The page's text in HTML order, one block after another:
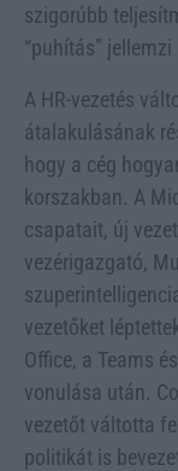
szigorúbb
“puhítás”
A HR-vezetés
átalakulásának
hogy a cég
korszakban. A
csapatait, új
vezérigazgató,
vezetőket
Office, a Teams
vonulása után.
vezetőt váltotta
politikát is